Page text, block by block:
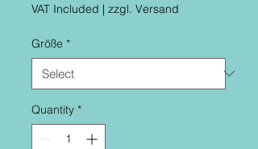
VAT Included | zzgl. Versand
Größe *
Quantity *